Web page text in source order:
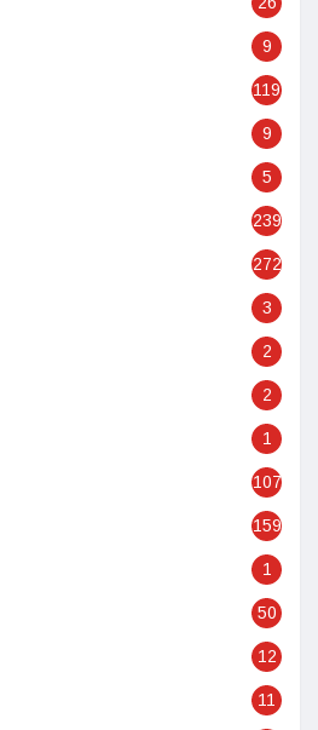
9
119
9
5
239
272
3
2
2
1
107
159
1
50
12
11